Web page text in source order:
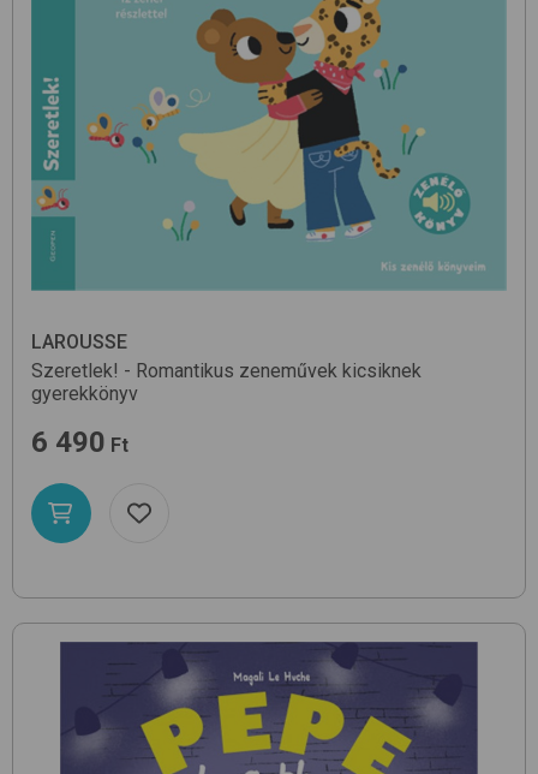
LAROUSSE
Szeretlek! - Romantikus zeneművek kicsiknek
gyerekkönyv
6 490 Ft